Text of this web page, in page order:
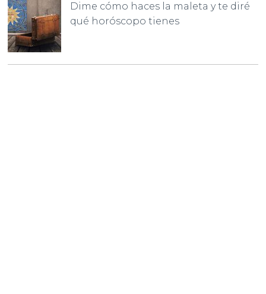
Dime cómo haces la maleta y te diré
qué horóscopo tienes